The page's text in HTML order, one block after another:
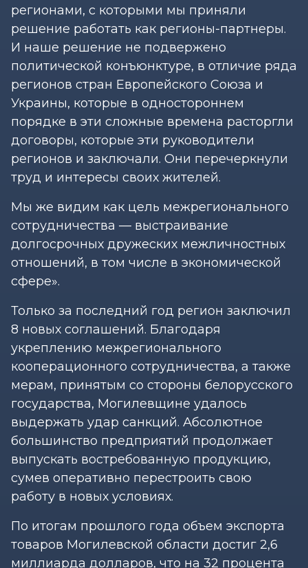
регионами, с которыми мы приняли
решение работать как регионы-партнеры.
И наше решение не подвержено
политической конъюнктуре, в отличие ряда
регионов стран Европейского Союза и
Украины, которые в одностороннем
порядке в эти сложные времена расторгли
договоры, которые эти руководители
регионов и заключали. Они перечеркнули
труд и интересы своих жителей.
Мы же видим как цель межрегионального
сотрудничества — выстраивание
долгосрочных дружеских межличностных
отношений, в том числе в экономической
сфере».
Только за последний год регион заключил
8 новых соглашений. Благодаря
укреплению межрегионального
кооперационного сотрудничества, а также
мерам, принятым со стороны белорусского
государства, Могилевщине удалось
выдержать удар санкций. Абсолютное
большинство предприятий продолжает
выпускать востребованную продукцию,
сумев оперативно перестроить свою
работу в новых условиях.
По итогам прошлого года объем экспорта
товаров Могилевской области достиг 2,6
миллиарда долларов, что на 32 процента